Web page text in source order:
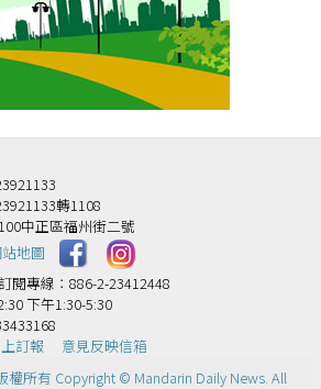
轉1108
中正區福州街二號
地圖
閱專線：886-2-23412448
下午1:30-5:30
訂報
意見反映信箱
權所有 Copyright © Mandarin Daily News. All